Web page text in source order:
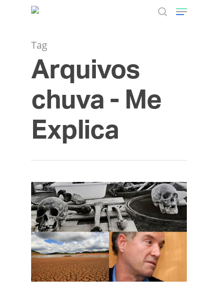
Hit enter to search or ESC to close
Tag
Arquivos
chuva - Me
Explica